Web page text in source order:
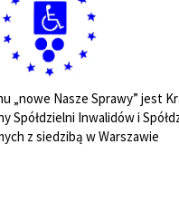
„nowe Nasze Sprawy” jest
Spółdzielni Inwalidów i
z siedzibą w Warszawie